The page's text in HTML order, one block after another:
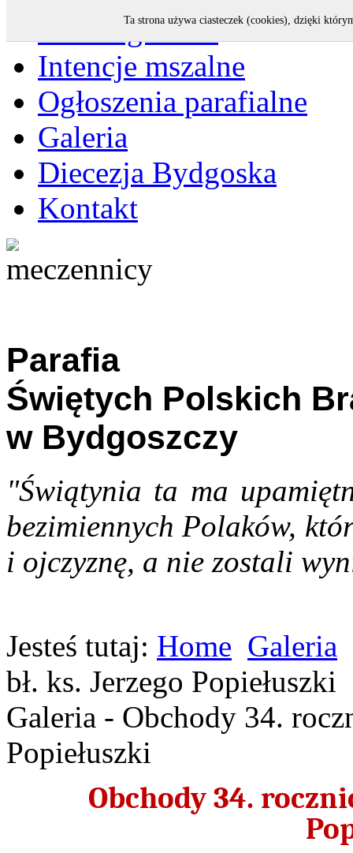
Strona główna
Intencje mszalne
Ogłoszenia parafialne
Galeria
Diecezja Bydgoska
Kontakt
Parafia
Świętych Polskich
w Bydgoszczy
"Świątynia ta ma
bezimiennych Polaków,
i ojczyznę, a nie zostali
Jesteś tutaj: Home Galeria
bł. ks. Jerzego Popiełuszki
Galeria - Obchody 34.
Popiełuszki
Obchody 34.
Ta strona używa ciasteczek (cookies), dzięki